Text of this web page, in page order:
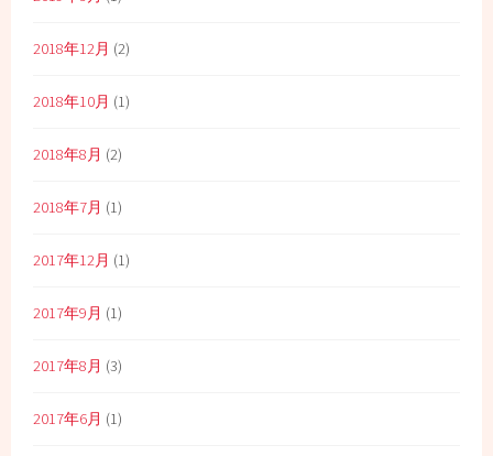
2018年12月 (2)
2018年10月 (1)
2018年8月 (2)
2018年7月 (1)
2017年12月 (1)
2017年9月 (1)
2017年8月 (3)
2017年6月 (1)